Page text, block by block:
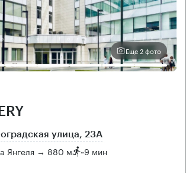
Еще 2 фото
улица, 23А
Янгеля → 880 м ~9 мин